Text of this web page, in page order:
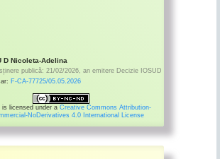
D Nicoleta-Adelina
publică: 21/02/2026, an emitere Decizie IOSUD
F-CA-77725/05.05.2026
is licensed under a Creative Commons Attribution-
NoDerivatives 4.0 International License